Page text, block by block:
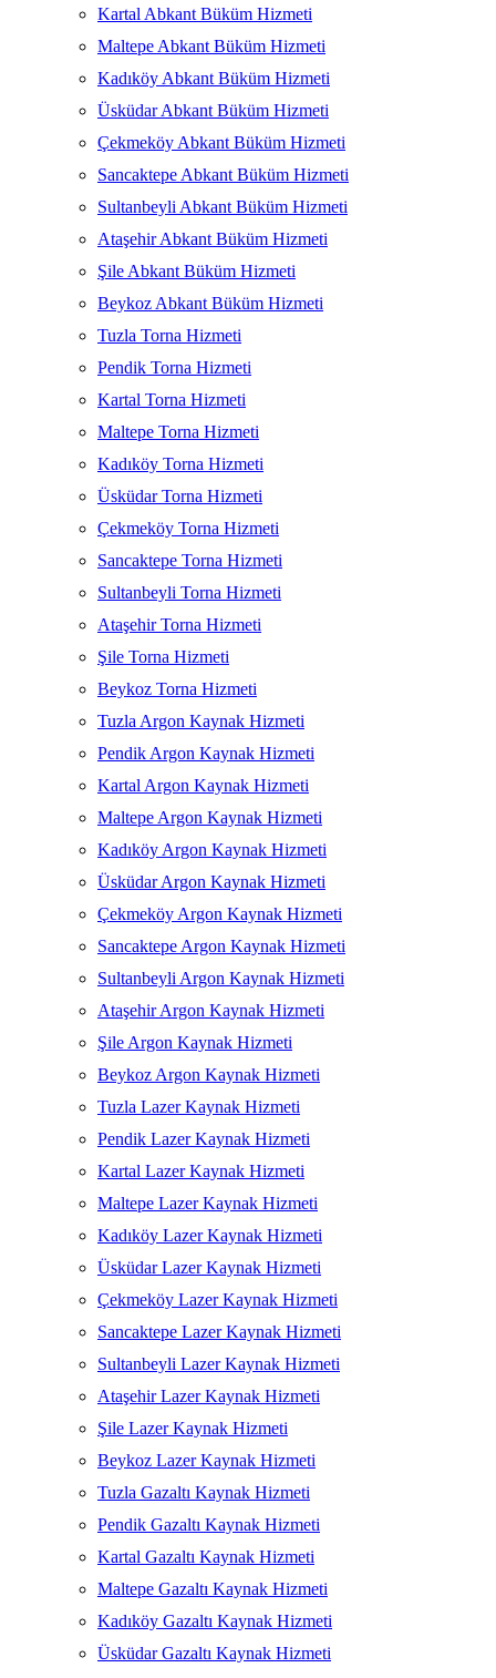
Kartal Abkant Büküm Hizmeti
Maltepe Abkant Büküm Hizmeti
Kadıköy Abkant Büküm Hizmeti
Üsküdar Abkant Büküm Hizmeti
Çekmeköy Abkant Büküm Hizmeti
Sancaktepe Abkant Büküm Hizmeti
Sultanbeyli Abkant Büküm Hizmeti
Ataşehir Abkant Büküm Hizmeti
Şile Abkant Büküm Hizmeti
Beykoz Abkant Büküm Hizmeti
Tuzla Torna Hizmeti
Pendik Torna Hizmeti
Kartal Torna Hizmeti
Maltepe Torna Hizmeti
Kadıköy Torna Hizmeti
Üsküdar Torna Hizmeti
Çekmeköy Torna Hizmeti
Sancaktepe Torna Hizmeti
Sultanbeyli Torna Hizmeti
Ataşehir Torna Hizmeti
Şile Torna Hizmeti
Beykoz Torna Hizmeti
Tuzla Argon Kaynak Hizmeti
Pendik Argon Kaynak Hizmeti
Kartal Argon Kaynak Hizmeti
Maltepe Argon Kaynak Hizmeti
Kadıköy Argon Kaynak Hizmeti
Üsküdar Argon Kaynak Hizmeti
Çekmeköy Argon Kaynak Hizmeti
Sancaktepe Argon Kaynak Hizmeti
Sultanbeyli Argon Kaynak Hizmeti
Ataşehir Argon Kaynak Hizmeti
Şile Argon Kaynak Hizmeti
Beykoz Argon Kaynak Hizmeti
Tuzla Lazer Kaynak Hizmeti
Pendik Lazer Kaynak Hizmeti
Kartal Lazer Kaynak Hizmeti
Maltepe Lazer Kaynak Hizmeti
Kadıköy Lazer Kaynak Hizmeti
Üsküdar Lazer Kaynak Hizmeti
Çekmeköy Lazer Kaynak Hizmeti
Sancaktepe Lazer Kaynak Hizmeti
Sultanbeyli Lazer Kaynak Hizmeti
Ataşehir Lazer Kaynak Hizmeti
Şile Lazer Kaynak Hizmeti
Beykoz Lazer Kaynak Hizmeti
Tuzla Gazaltı Kaynak Hizmeti
Pendik Gazaltı Kaynak Hizmeti
Kartal Gazaltı Kaynak Hizmeti
Maltepe Gazaltı Kaynak Hizmeti
Kadıköy Gazaltı Kaynak Hizmeti
Üsküdar Gazaltı Kaynak Hizmeti